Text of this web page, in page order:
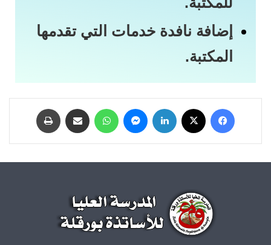
إضافة نافدة خدمات التي تقدمها
المكتبة.